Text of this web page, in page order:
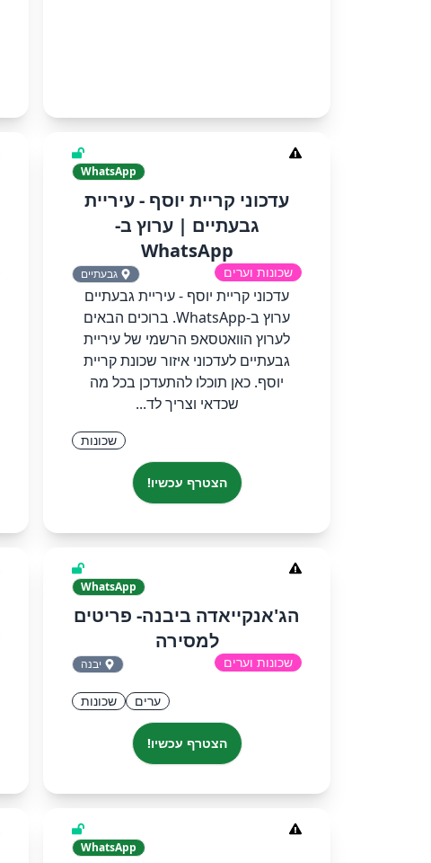
WhatsApp
‏‏עדכוני קריית יוסף - עיריית
גבעתיים‏ | ערוץ ב-
WhatsApp
שכונות וערים גבעתיים
‏‏עדכוני קריית יוסף - עיריית גבעתיים‏
ערוץ ב-WhatsApp.‏ ‏ברוכים הבאים
לערוץ הוואטסאפ הרשמי של עיריית
גבעתיים לעדכוני איזור שכונת קריית
יוסף. כאן תוכלו להתעדכן בכל מה
שכדאי וצריך לד...
שכונות
הצטרף עכשיו!
WhatsApp
הג'אנקייאדה ביבנה- פריטים
למסירה
שכונות וערים יבנה
ערים שכונות
הצטרף עכשיו!
WhatsApp